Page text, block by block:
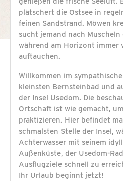
plätschert die Ostsee in
feinen Sandstrand. Möwen
sucht jemand nach
während am Horizont immer
auftauchen.
Willkommen im
kleinsten Bernsteinbad und
der Insel Usedom. Die
Ortschaft ist wie gemacht,
praktizieren. Hier befindet
schmalsten Stelle der Insel,
Achterwasser mit seinem
Außenküste, der Usedom-
Ausflugziele schnell zu
Ihr Urlaub beginnt jetzt!